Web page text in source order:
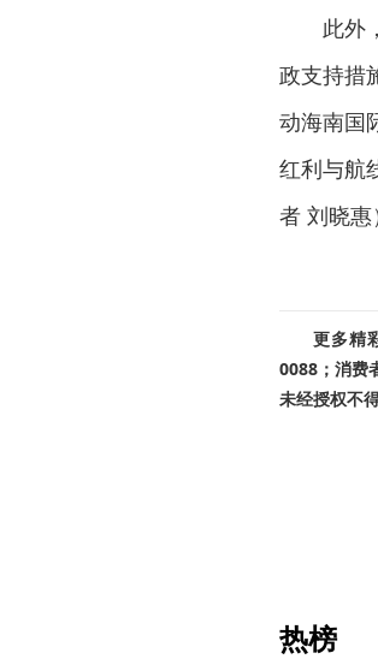
此外
政支持措
动海南国
红利与航
者 刘晓惠
更多精
0088；消费
未经授权不
热榜